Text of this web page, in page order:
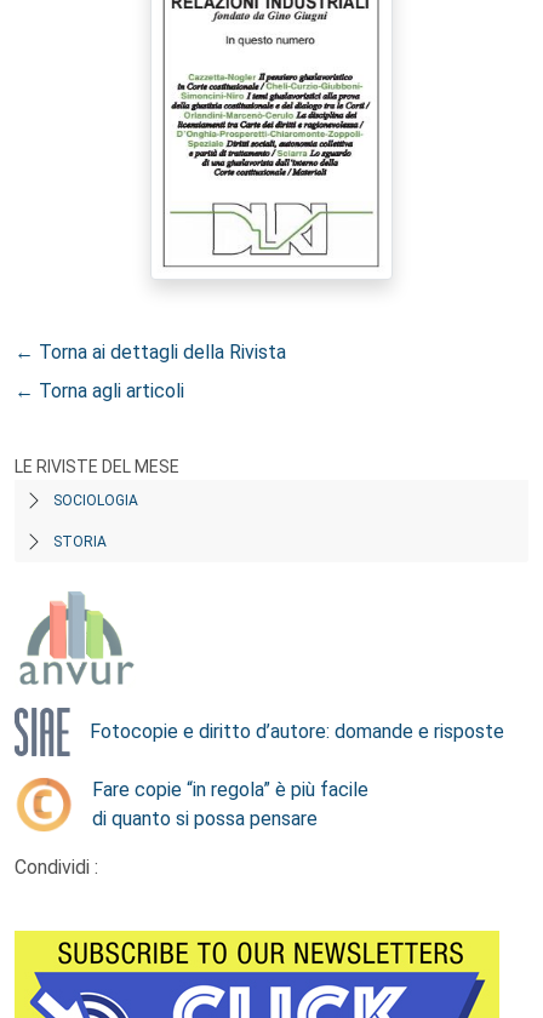
← Torna ai dettagli della Rivista
← Torna agli articoli
LE RIVISTE DEL MESE
SOCIOLOGIA
STORIA
Fotocopie e diritto d’autore: domande e risposte
Fare copie “in regola” è più facile
di quanto si possa pensare
Condividi :